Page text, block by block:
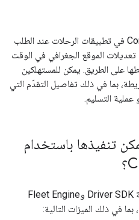
يتيح لك دمج حزمة Consumer SDK في تطبيقات الرحلات عند الطلب
الموقع الجغرافي في الوقت
على الطريق. يمكن للمستهلكين
بما في ذلك تفاصيل التقدّم التي
التسليم.
تنفيذها باستخدام
يمكنك استخدام المعلومات من حزمة Driver SDK وFleet Engine
في ذلك الميزات التالية: